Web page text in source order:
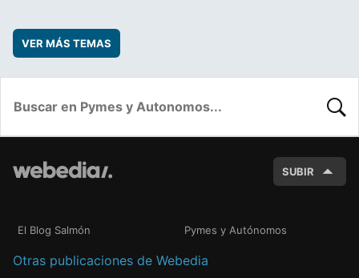
VER MÁS TEMAS
SUBIR
El Blog Salmón Pymes y Autónomos
Otras publicaciones de Webedia